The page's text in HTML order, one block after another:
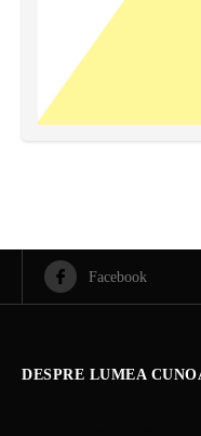
Facebook
DESPRE LUMEA